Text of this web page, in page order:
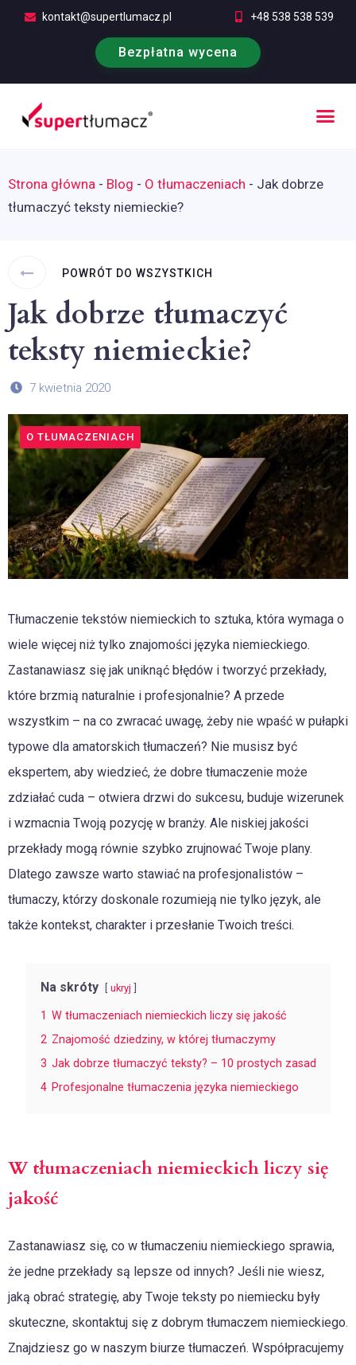
kontakt@supertlumacz.pl +48 538 538 539
Bezpłatna wycena
Strona główna - Blog - O tłumaczeniach - Jak dobrze
tłumaczyć teksty niemieckie?
POWRÓT DO WSZYSTKICH
Jak dobrze tłumaczyć
teksty niemieckie?
7 kwietnia 2020
O TŁUMACZENIACH
Tłumaczenie tekstów niemieckich to sztuka, która wymaga o
wiele więcej niż tylko znajomości języka niemieckiego.
Zastanawiasz się jak uniknąć błędów i tworzyć przekłady,
które brzmią naturalnie i profesjonalnie? A przede
wszystkim – na co zwracać uwagę, żeby nie wpaść w pułapki
typowe dla amatorskich tłumaczeń? Nie musisz być
ekspertem, aby wiedzieć, że dobre tłumaczenie może
zdziałać cuda – otwiera drzwi do sukcesu, buduje wizerunek
i wzmacnia Twoją pozycję w branży. Ale niskiej jakości
przekłady mogą równie szybko zrujnować Twoje plany.
Dlatego zawsze warto stawiać na profesjonalistów –
tłumaczy, którzy doskonale rozumieją nie tylko język, ale
także kontekst, charakter i przesłanie Twoich treści.
Na skróty ukryj
1 W tłumaczeniach niemieckich liczy się jakość
2 Znajomość dziedziny, w której tłumaczymy
3 Jak dobrze tłumaczyć teksty? – 10 prostych zasad
4 Profesjonalne tłumaczenia języka niemieckiego
W tłumaczeniach niemieckich liczy się
jakość
Zastanawiasz się, co w tłumaczeniu niemieckiego sprawia,
że jedne przekłady są lepsze od innych? Jeśli nie wiesz,
jaką obrać strategię, aby Twoje teksty po niemiecku były
skuteczne, skontaktuj się z dobrym tłumaczem niemieckiego.
Znajdziesz go w naszym biurze tłumaczeń. Współpracujemy